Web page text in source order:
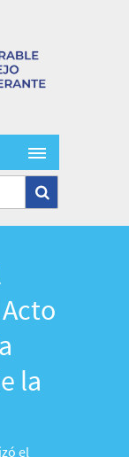
la
el